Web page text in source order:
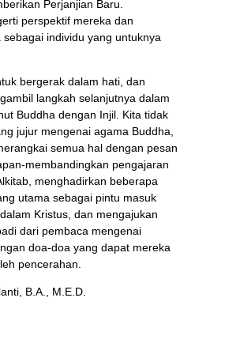
Perjanjian Baru.
perspektif mereka dan
individu yang untuknya
bergerak dalam hati, dan
langkah selanjutnya dalam
Buddha dengan Injil. Kita tidak
jujur mengenai agama Buddha,
semua hal dengan pesan
membandingkan pengajaran
menghadirkan beberapa
utama sebagai pintu masuk
Kristus, dan mengajukan
dari pembaca mengenai
doa-doa yang dapat mereka
pencerahan.
B.A., M.E.D.